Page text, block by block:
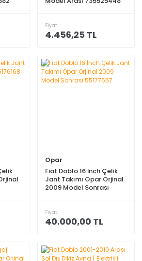
Fiyatı
4.456,25 TL
Opar
Fiat Doblo 16 İnch Çelik
Jant Takımı Opar Orjinal
2009 Model Sonrası
Fiyatı
40.000,00 TL